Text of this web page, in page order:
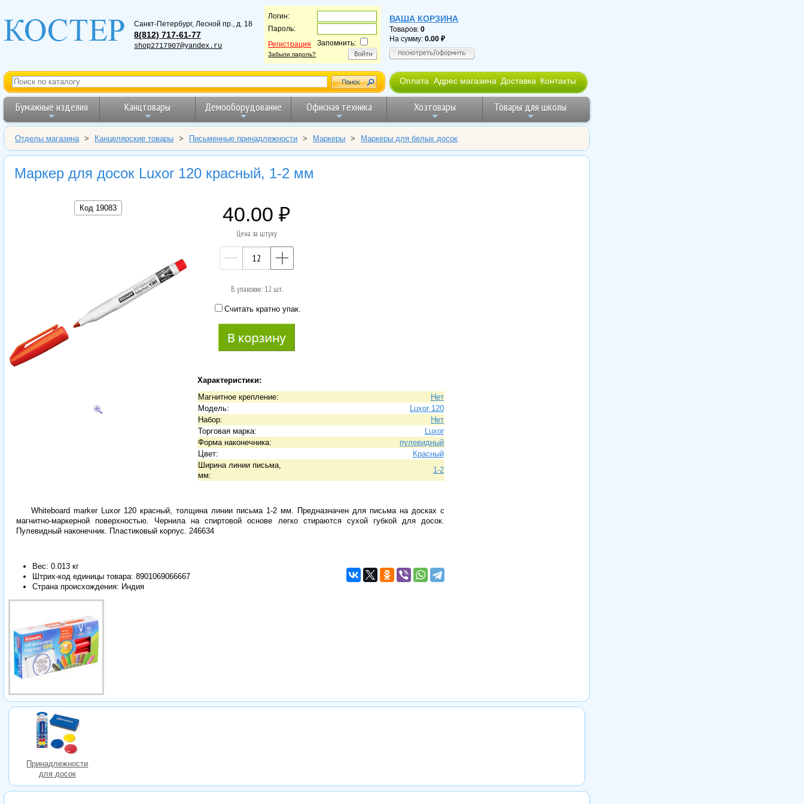
Санкт-Петербург, Лесной пр., д. 18
8(812) 717-61-77
shop2717907@yandex.ru
Логин:
Пароль:
Регистрация
Забыли пароль?
Запомнить:
ВАША КОРЗИНА
Товаров:0
На сумму:0.00
Оплата Адрес магазина Доставка Контакты
Бумажные изделия Канцтовары Демооборудование Офисная техника Хозтовары Товары для школы
Отделы магазина > Канцелярские товары > Письменные принадлежности > Маркеры > Маркеры для белых досок
Маркер для досок Luxor 120 красный, 1-2 мм
Код 19083 40.00
Цена за штуку
—
В упаковке: 12 шт.
Считать кратно упак.
Характеристики:
Магнитное крепление:
Нет
Модель:
Luxor 120
Набор:
Нет
Торговая марка:
Luxor
Форма наконечника:
пулевидный
Цвет:
Красный
Ширина линии письма,
мм:
1-2
Whiteboard marker Luxor 120 красный, толщина линии письма 1-2 мм. Предназначен для письма на досках с
магнитно-маркерной поверхностью. Чернила на спиртовой основе легко стираются сухой губкой для досок.
Пулевидный наконечник. Пластиковый корпус. 246634
Вес: 0.013 кг
Штрих-код единицы товара: 8901069066667
Страна происхождения: Индия
Принадлежности
для досок